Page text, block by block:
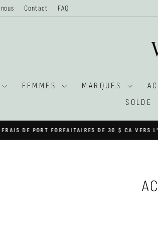
Contact FAQ
FEMMES MARQUES
SOLDE
FRAIS DE PORT FORFAITAIRES DE 30 $ CA VERS